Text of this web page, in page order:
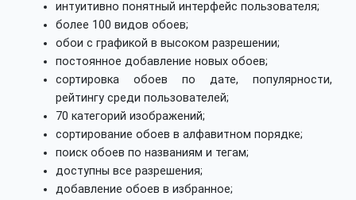
интуитивно понятный интерфейс пользователя;
более 100 видов обоев;
обои с графикой в высоком разрешении;
постоянное добавление новых обоев;
сортировка обоев по дате, популярности,
рейтингу среди пользователей;
70 категорий изображений;
сортирование обоев в алфавитном порядке;
поиск обоев по названиям и тегам;
доступны все разрешения;
добавление обоев в избранное;